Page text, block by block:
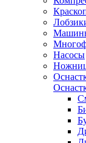
Насосы